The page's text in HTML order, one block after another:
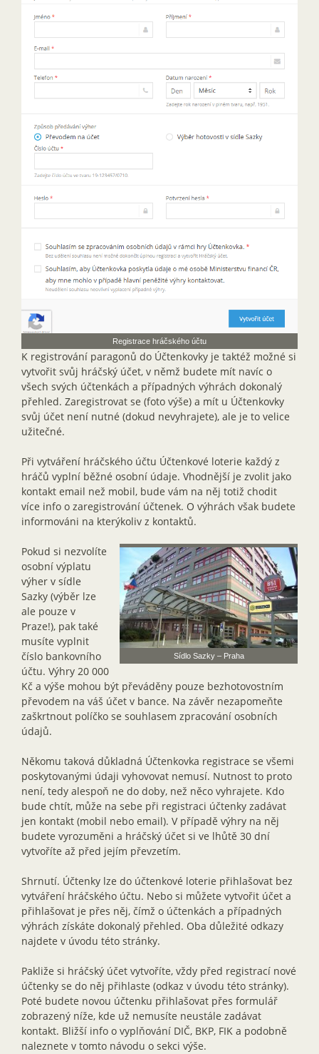
Registrace hráčského účtu
K registrování paragonů do Účtenkovky je taktéž možné si
vytvořit svůj hráčský účet, v němž budete mít navíc o
všech svých účtenkách a případných výhrách dokonalý
přehled. Zaregistrovat se (foto výše) a mít u Účtenkovky
svůj účet není nutné (dokud nevyhrajete), ale je to velice
užitečné.
Při vytváření hráčského účtu Účtenkové loterie každý z
hráčů vyplní běžné osobní údaje. Vhodnější je zvolit jako
kontakt email než mobil, bude vám na něj totiž chodit
více info o zaregistrování účtenek. O výhrách však budete
informováni na kterýkoliv z kontaktů.
Sídlo Sazky – Praha
Pokud si nezvolíte
osobní výplatu
výher v sídle
Sazky (výběr lze
ale pouze v
Praze!), pak také
musíte vyplnit
číslo bankovního
účtu. Výhry 20 000
Kč a výše mohou být převáděny pouze bezhotovostním
převodem na váš účet v bance. Na závěr nezapomeňte
zaškrtnout políčko se souhlasem zpracování osobních
údajů.
Někomu taková důkladná Účtenkovka registrace se všemi
poskytovanými údaji vyhovovat nemusí. Nutnost to proto
není, tedy alespoň ne do doby, než něco vyhrajete. Kdo
bude chtít, může na sebe při registraci účtenky zadávat
jen kontakt (mobil nebo email). V případě výhry na něj
budete vyrozuměni a hráčský účet si ve lhůtě 30 dní
vytvoříte až před jejím převzetím.
Shrnutí. Účtenky lze do účtenkové loterie přihlašovat bez
vytváření hráčského účtu. Nebo si můžete vytvořit účet a
přihlašovat je přes něj, čímž o účtenkách a případných
výhrách získáte dokonalý přehled. Oba důležité odkazy
najdete v úvodu této stránky.
Pakliže si hráčský účet vytvoříte, vždy před registrací nové
účtenky se do něj přihlaste (odkaz v úvodu této stránky).
Poté budete novou účtenku přihlašovat přes formulář
zobrazený níže, kde už nemusíte neustále zadávat
kontakt. Bližší info o vyplňování DIČ, BKP, FIK a podobně
naleznete v tomto návodu o sekci výše.